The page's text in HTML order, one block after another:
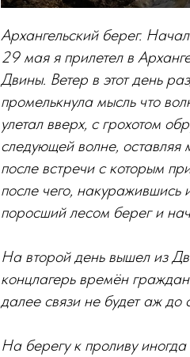
Архангельский берег.
29 мая я прилетел в
Двины. Ветер в этот день
промелькнула мысль что
улетал вверх, с грохотом
следующей волне,
после встречи с которым
после чего, накуражившись
поросший лесом берег и
На второй день вышел из
концлагерь времён
далее связи не будет аж до
На берегу к проливу